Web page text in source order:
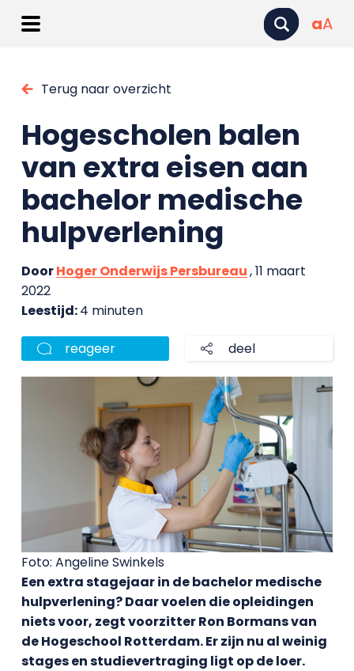
aA
Terug naar overzicht
Hogescholen balen
van extra eisen aan
bachelor medische
hulpverlening
DoorHoger Onderwijs Persbureau, 11 maart
2022
Leestijd:4 minuten
reageer deel
Foto: Angeline Swinkels
Een extra stagejaar in de bachelor medische
hulpverlening? Daar voelen die opleidingen
niets voor, zegt voorzitter Ron Bormans van
de Hogeschool Rotterdam. Er zijn nu al weinig
stages en studievertraging ligt op de loer.